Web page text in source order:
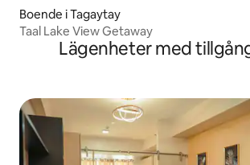
Boende i Tagaytay
Taal Lake View Getaway
Lägenheter med